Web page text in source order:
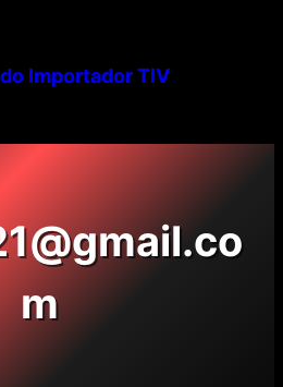
Importador TIV
m